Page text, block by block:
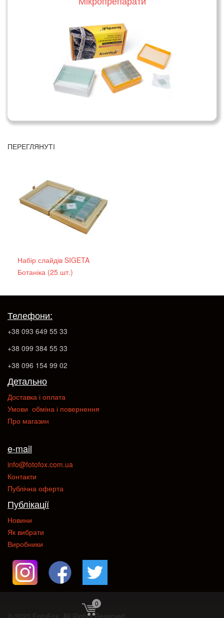
ПЕРЕГЛЯНУТІ
Набір слайдів SIGETA
Ботаніка (25 шт.)
0
Телефони:
+38 093 649 55 33
+38 099 384 55 33
+38 096 154 99 02
Детально
Доставка і оплата
Умови обміна і повернення
Про магазин
e-mail
info@fotofox.com.ua
Контакти
Публічна оферта
Публікації
Новини
Як вибрати
Виробники
© 2020 FotoFox. All Rights Reserved.